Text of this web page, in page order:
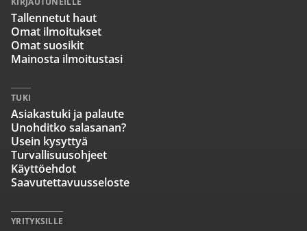
Tallennetut haut
Omat ilmoitukset
Omat suosikit
Mainosta ilmoitustasi
TUKI
Asiakastuki ja palaute
Unohditko salasanan?
Usein kysyttyä
Turvallisuusohjeet
Käyttöehdot
Saavutettavuusseloste
YRITYKSILLE